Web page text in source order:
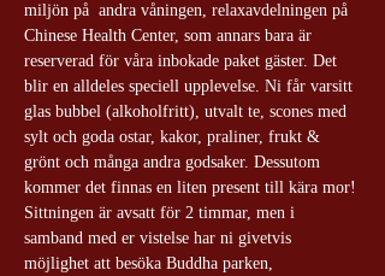
miljön på  andra våningen, relaxavdelningen på
Chinese Health Center, som annars bara är
reserverad för våra inbokade paket gäster. Det
blir en alldeles speciell upplevelse. Ni får varsitt
glas bubbel (alkoholfritt), utvalt te, scones med
sylt och goda ostar, kakor, praliner, frukt &
grönt och många andra godsaker. Dessutom
kommer det finnas en liten present till kära mor!
Sittningen är avsatt för 2 timmar, men i
samband med er vistelse har ni givetvis
möjlighet att besöka Buddha parken,